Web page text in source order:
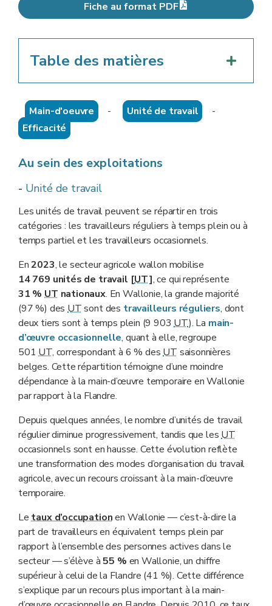
Fiche au format PDF
Table des matières
Main-d'oeuvre - Unité de travail
-
Efficacité
Au sein des exploitations
- Unité de travail
Les unités de travail peuvent se répartir en trois
catégories : les travailleurs réguliers à temps plein ou à
temps partiel et les travailleurs occasionnels.
En2023, le secteur agricole wallon mobilise
14 769 unités de travail [UT], ce qui représente
31 %UT nationaux. En Wallonie, la grande majorité
(97 %) desUTsont des travailleurs réguliers, dont
deux tiers sont à temps plein (9 903UT). La main-
d’œuvre occasionnelle, quant à elle, regroupe
501UT, correspondant à 6 % desUT saisonnières
belges. Cette répartition témoigne d’une moindre
dépendance à la main-d’œuvre temporaire en Wallonie
par rapport à la Flandre.
Depuis quelques années, le nombre d’unités de travail
régulier diminue progressivement, tandis que lesUT
occasionnels sont en hausse. Cette évolution reflète
une transformation des modes d’organisation du travail
agricole, avec un recours croissant à la main-d’œuvre
temporaire.
Letaux d’occupationen Wallonie — c’est-à-dire la
part de travailleurs en équivalent temps plein par
rapport à l’ensemble des personnes actives dans le
secteur — s’élève à55 % en Wallonie, un chiffre
supérieur à celui de la Flandre (41 %). Cette différence
s’explique par un recours plus important à la main-